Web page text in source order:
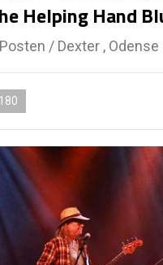
Helping Hand
/ Dexter , Odense